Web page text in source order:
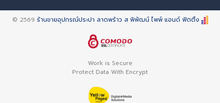
© 2569 ร้านขายอุปกรณ์ประปา ลาดพร้าว ส พิพัฒน์ ไพพ์ แอนด์ ฟิตติ้ง
Work is Secure
Protect Data With Encrypt